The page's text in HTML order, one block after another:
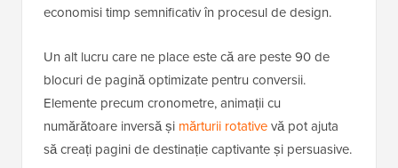
economisi timp semnificativ în procesul de design.
Un alt lucru care ne place este că are peste 90 de
blocuri de pagină optimizate pentru conversii.
Elemente precum cronometre, animații cu
numărătoare inversă și mărturii rotativevă pot ajuta
să creați pagini de destinație captivante și persuasive.